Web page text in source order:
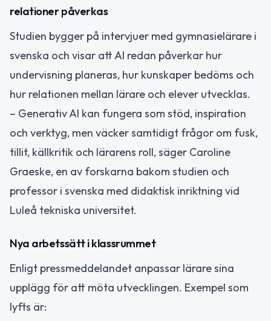
relationer påverkas
Studien bygger på intervjuer med gymnasielärare i
svenska och visar att AI redan påverkar hur
undervisning planeras, hur kunskaper bedöms och
hur relationen mellan lärare och elever utvecklas.
– Generativ AI kan fungera som stöd, inspiration
och verktyg, men väcker samtidigt frågor om fusk,
tillit, källkritik och lärarens roll, säger Caroline
Graeske, en av forskarna bakom studien och
professor i svenska med didaktisk inriktning vid
Luleå tekniska universitet.
Nya arbetssätt i klassrummet
Enligt pressmeddelandet anpassar lärare sina
upplägg för att möta utvecklingen. Exempel som
lyfts är: